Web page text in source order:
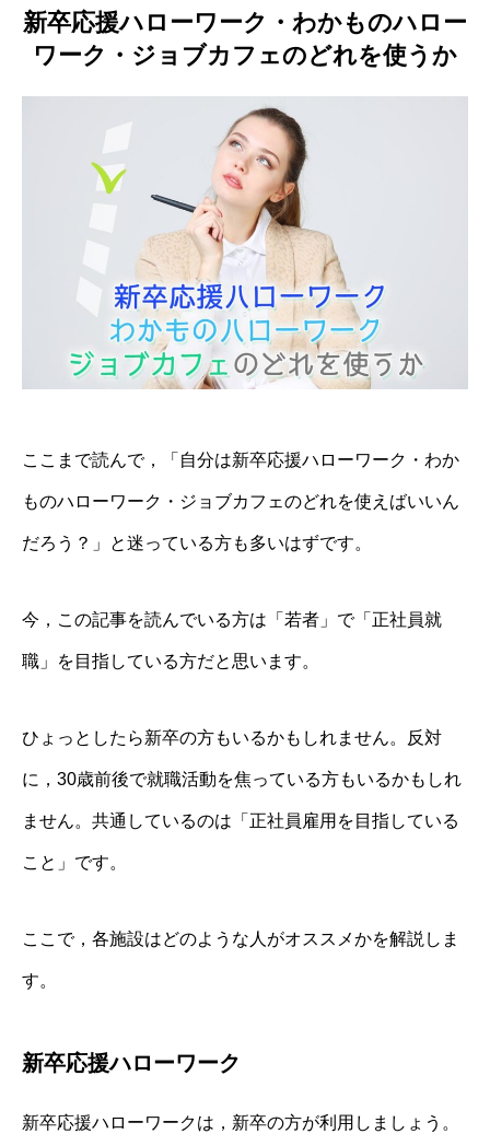
新卒応援ハローワーク・わかものハロー
ワーク・ジョブカフェのどれを使うか
ここまで読んで，「自分は新卒応援ハローワーク・わか
ものハローワーク・ジョブカフェのどれを使えばいいん
だろう？」と迷っている方も多いはずです。
今，この記事を読んでいる方は「若者」で「正社員就
職」を目指している方だと思います。
ひょっとしたら新卒の方もいるかもしれません。反対
に，30歳前後で就職活動を焦っている方もいるかもしれ
ません。共通しているのは「正社員雇用を目指している
こと」です。
ここで，各施設はどのような人がオススメかを解説しま
す。
新卒応援ハローワーク
新卒応援ハローワークは，新卒の方が利用しましょう。